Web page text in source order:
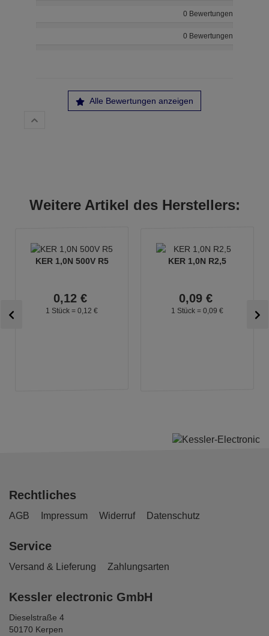
0 Bewertungen
0 Bewertungen
Alle Bewertungen anzeigen
Weitere Artikel des Herstellers:
KER 1,0N 500V R5
0,12 €
1 Stück = 0, 12 €
KER 1,0N R2,5
0,09 €
1 Stück = 0, 09 €
Rechtliches
AGB Impressum Widerruf Datenschutz
Service
Versand & Lieferung Zahlungsarten
Kessler electronic GmbH
Dieselstraße 4
50170 Kerpen